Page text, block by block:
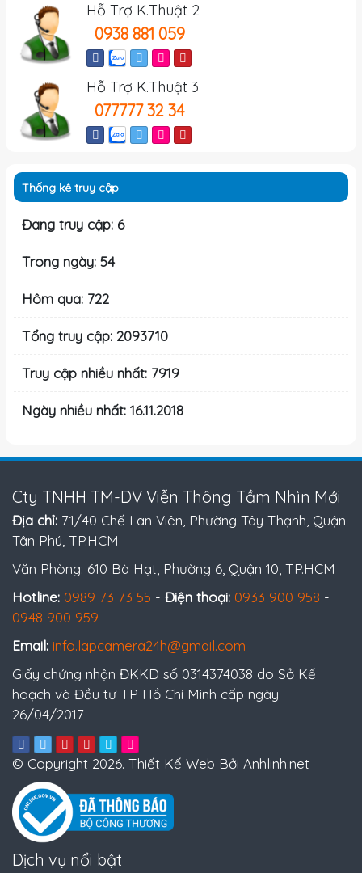
Hỗ Trợ K.Thuật 2
0938 881 059
Hỗ Trợ K.Thuật 3
077777 32 34
Thống kê truy cập
Đang truy cập: 6
Trong ngày: 54
Hôm qua: 722
Tổng truy cập: 2093710
Truy cập nhiều nhất: 7919
Ngày nhiều nhất: 16.11.2018
Cty TNHH TM-DV Viễn Thông Tầm Nhìn Mới
Địa chỉ: 71/40 Chế Lan Viên, Phường Tây Thạnh, Quận
Tân Phú, TP.HCM
Văn Phòng: 610 Bà Hạt, Phường 6, Quận 10, TP.HCM
Hotline: 0989 73 73 55 - Điện thoại: 0933 900 958 -
0948 900 959
Email: info.lapcamera24h@gmail.com
Giấy chứng nhận ĐKKD số 0314374038 do Sở Kế
hoạch và Đầu tư TP Hồ Chí Minh cấp ngày
26/04/2017
© Copyright 2026. Thiết Kế Web Bởi Anhlinh.net
Dịch vụ nổi bật